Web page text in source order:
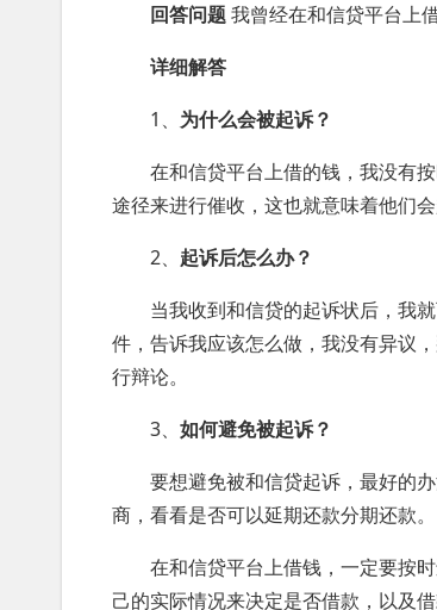
回答问题我曾经在和信贷平台上
详细解答
1、 为什么会被起诉？
在和信贷平台上借的钱，我没有
途径来进行催收，这也就意味着他们会
2、 起诉后怎么办？
当我收到和信贷的起诉状后，我
件，告诉我应该怎么做，我没有异议
行辩论。
3、 如何避免被起诉？
要想避免被和信贷起诉，最好的
商，看看是否可以延期还款分期还款。
在和信贷平台上借钱，一定要按
己的实际情况来决定是否借款，以及借